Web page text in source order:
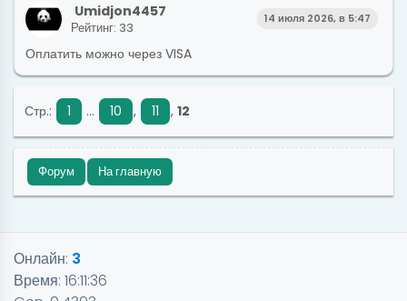
Umidjon4457 14 июля 2026, в 5:47
Рейтинг: 33
Оплатить можно через VISA
Стр.: 1 ... 10 , 11 , 12
Форум На главную
Онлайн: 3
Время: 16:11:36